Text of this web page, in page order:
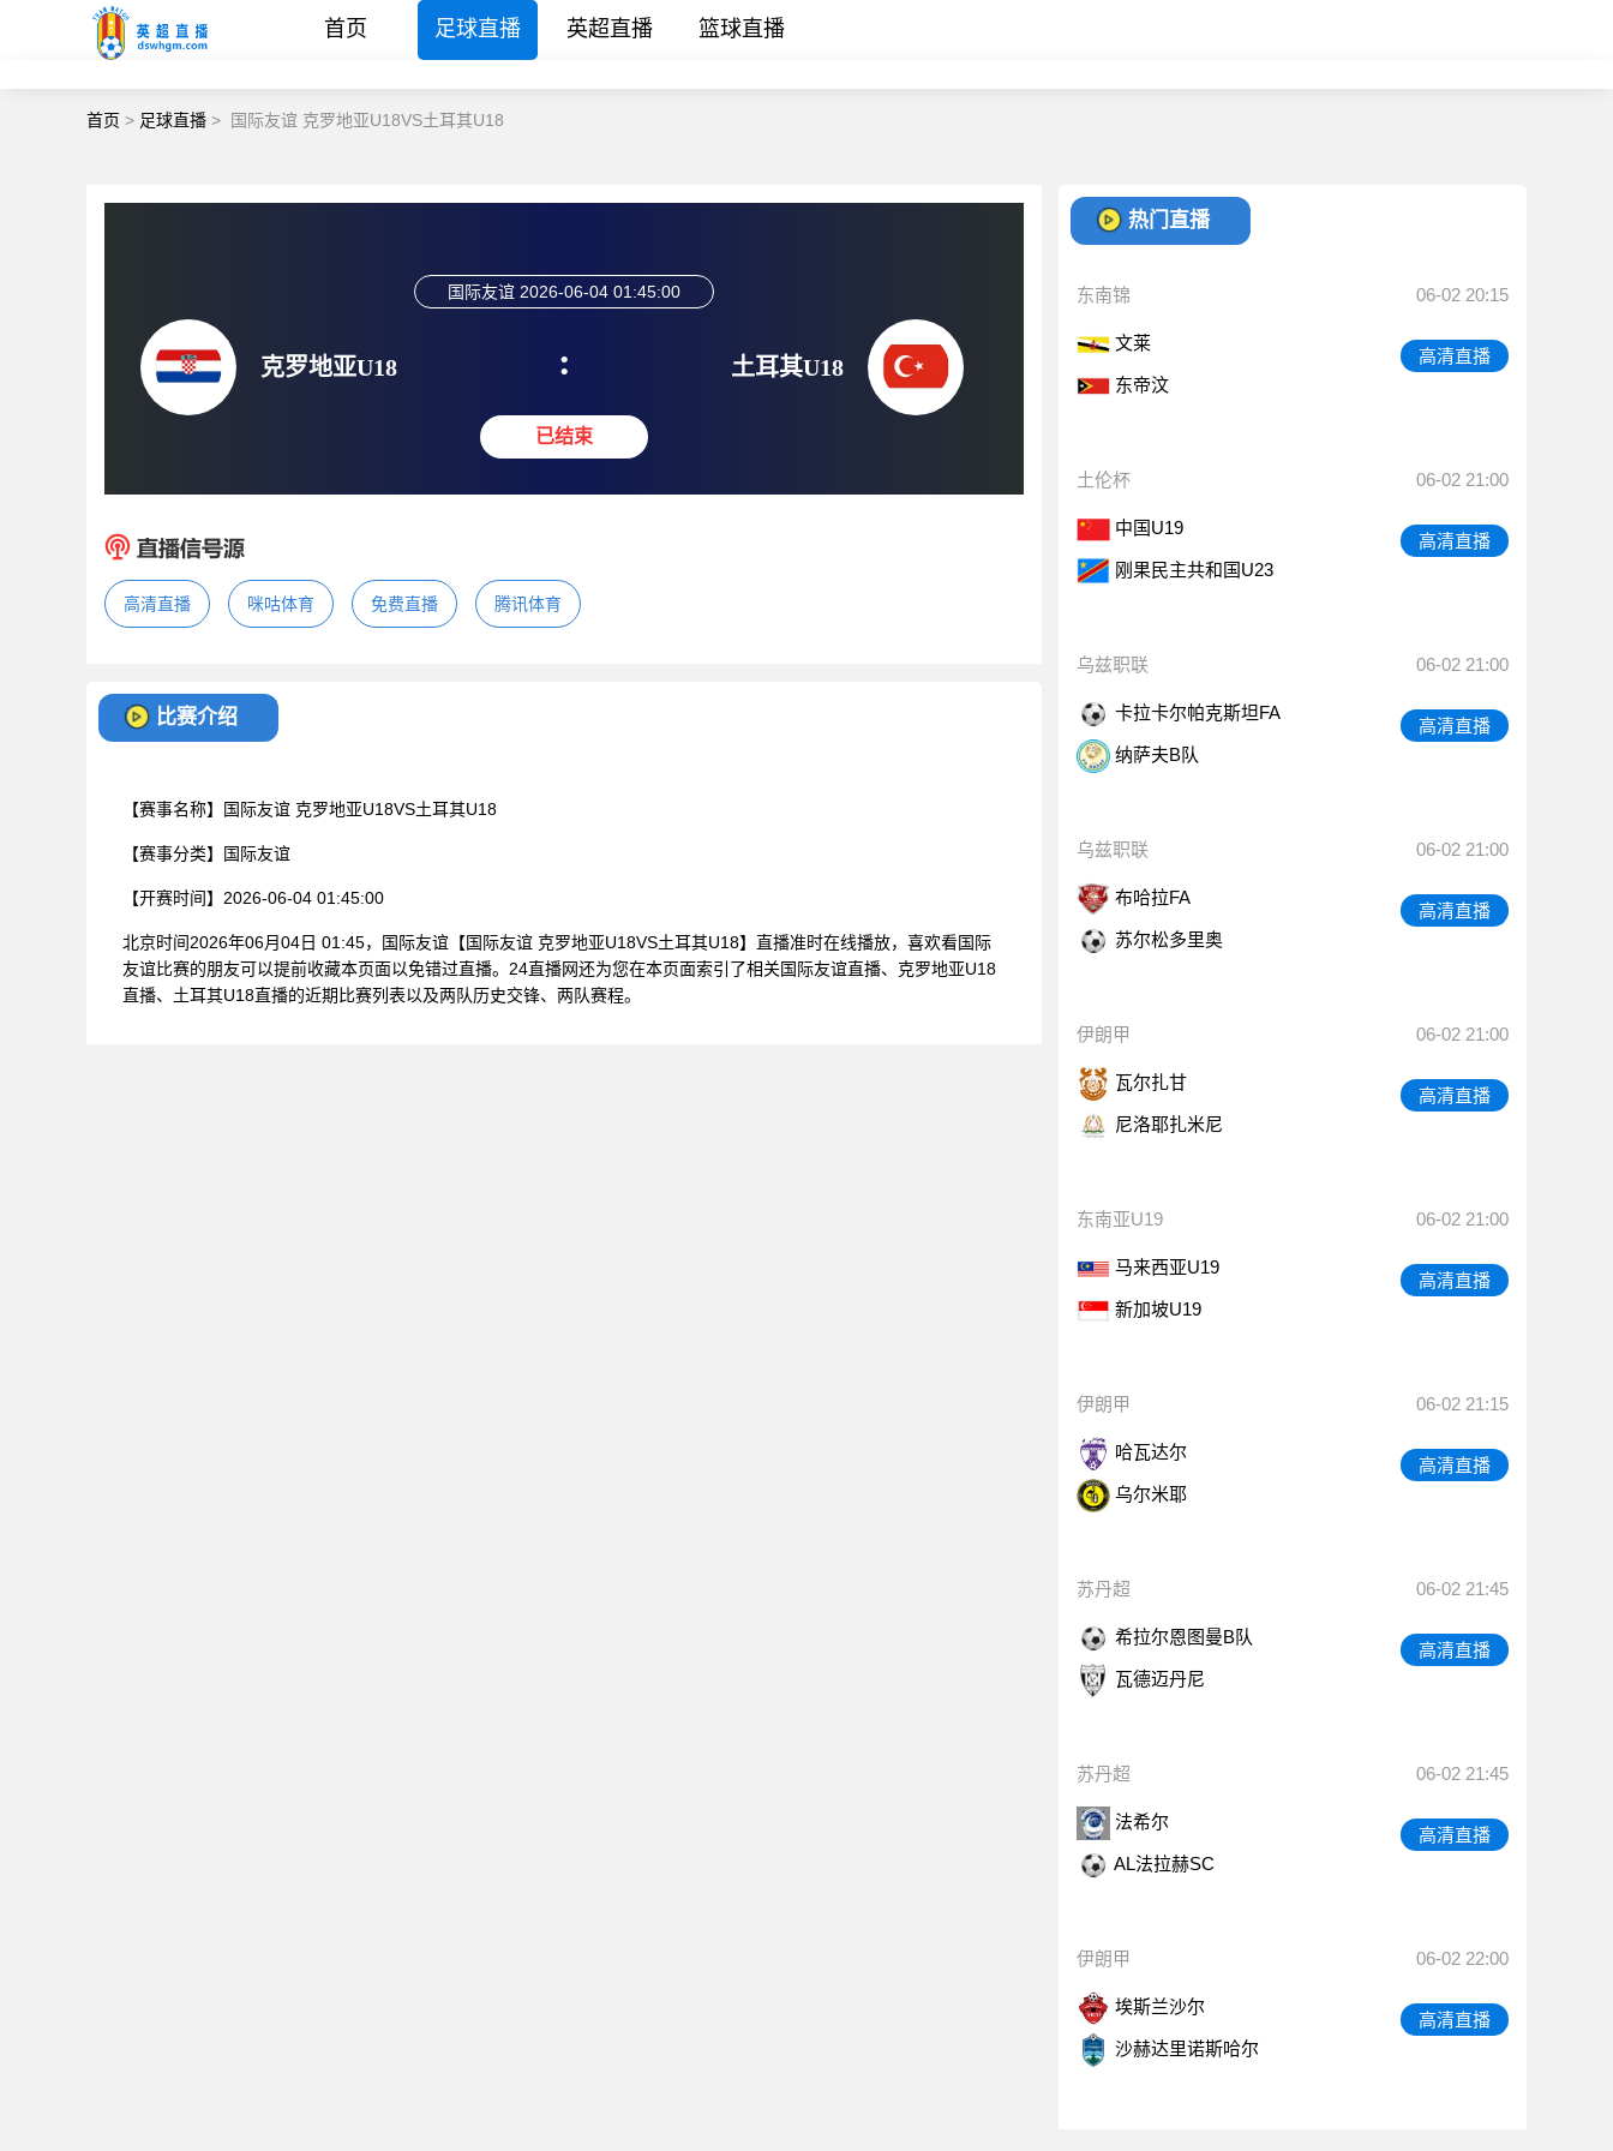
首页 足球直播 英超直播 篮球直播
首页 > 足球直播 > 国际友谊 克罗地亚U18VS土耳其U18
克罗地亚U18
国际友谊 2026-06-04 01:45:00
:
已结束
土耳其U18
高清直播 咪咕体育 免费直播 腾讯体育
比赛介绍
【赛事名称】 国际友谊 克罗地亚U18VS土耳其U18
【赛事分类】 国际友谊
【开赛时间】 2026-06-04 01:45:00
北京时间2026年06月04日 01:45，国际友谊【国际友谊 克罗地亚U18VS土耳其U18】直播准时在线播放，喜欢看国际
友谊比赛的朋友可以提前收藏本页面以免错过直播。24直播网还为您在本页面索引了相关国际友谊直播、克罗地亚U18
直播、土耳其U18直播的近期比赛列表以及两队历史交锋、两队赛程。
热门直播
东南锦 06-02 20:15
文莱
东帝汶
高清直播
土伦杯 06-02 21:00
中国U19
刚果民主共和国U23
高清直播
乌兹职联 06-02 21:00
卡拉卡尔帕克斯坦FA
纳萨夫B队
高清直播
乌兹职联 06-02 21:00
布哈拉FA
苏尔松多里奥
高清直播
伊朗甲 06-02 21:00
瓦尔扎甘
尼洛耶扎米尼
高清直播
东南亚U19 06-02 21:00
马来西亚U19
新加坡U19
高清直播
伊朗甲 06-02 21:15
哈瓦达尔
乌尔米耶
高清直播
苏丹超 06-02 21:45
希拉尔恩图曼B队
瓦德迈丹尼
高清直播
苏丹超 06-02 21:45
法希尔
AL法拉赫SC
高清直播
伊朗甲 06-02 22:00
埃斯兰沙尔
沙赫达里诺斯哈尔
高清直播